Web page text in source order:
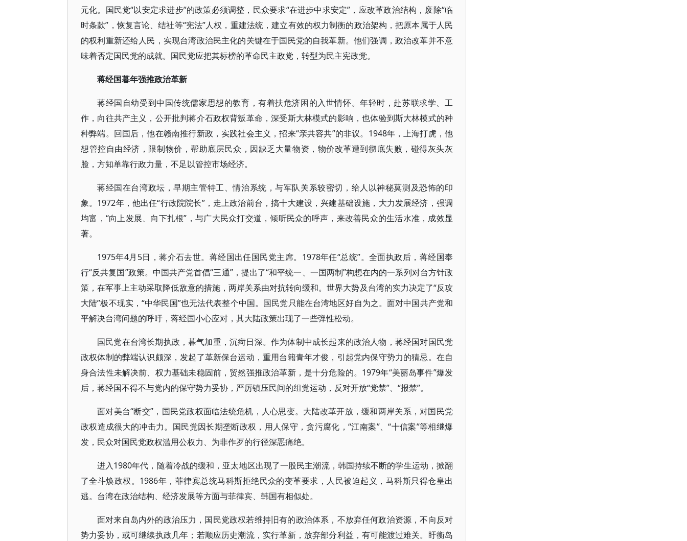
元化。国民党“以安定求进步”的政策必须调整，民众要求“在进步中求安定”，应改革政治结构，废除“临
时条款”，恢复言论、结社等“宪法”人权，重建法统，建立有效的权力制衡的政治架构，把原本属于人民
的权利重新还给人民，实现台湾政治民主化的关键在于国民党的自我革新。他们强调，政治改革并不意
味着否定国民党的成就。国民党应把其标榜的革命民主政党，转型为民主宪政党。
蒋经国暮年强推政治革新
蒋经国自幼受到中国传统儒家思想的教育，有着扶危济困的入世情怀。年轻时，赴苏联求学、工
作，向往共产主义，公开批判蒋介石政权背叛革命，深受斯大林模式的影响，也体验到斯大林模式的种
种弊端。回国后，他在赣南推行新政，实践社会主义，招来“亲共容共”的非议。1948年，上海打虎，他
想管控自由经济，限制物价，帮助底层民众，因缺乏大量物资，物价改革遭到彻底失败，碰得灰头灰
脸，方知单靠行政力量，不足以管控市场经济。
蒋经国在台湾政坛，早期主管特工、情治系统，与军队关系较密切，给人以神秘莫测及恐怖的印
象。1972年，他出任“行政院院长”，走上政治前台，搞十大建设，兴建基础设施，大力发展经济，强调
均富，“向上发展、向下扎根”，与广大民众打交道，倾听民众的呼声，来改善民众的生活水准，成效显
著。
1975年4月5日，蒋介石去世。蒋经国出任国民党主席。1978年任“总统”。全面执政后，蒋经国奉
行“反共复国”政策。中国共产党首倡“三通”，提出了“和平统一、一国两制”构想在内的一系列对台方针政
策，在军事上主动采取降低敌意的措施，两岸关系由对抗转向缓和。世界大势及台湾的实力决定了“反攻
大陆”极不现实，“中华民国”也无法代表整个中国。国民党只能在台湾地区好自为之。面对中国共产党和
平解决台湾问题的呼吁，蒋经国小心应对，其大陆政策出现了一些弹性松动。
国民党在台湾长期执政，暮气加重，沉疴日深。作为体制中成长起来的政治人物，蒋经国对国民党
政权体制的弊端认识颇深，发起了革新保台运动，重用台籍青年才俊，引起党内保守势力的猜忌。在自
身合法性未解决前、权力基础未稳固前，贸然强推政治革新，是十分危险的。1979年“美丽岛事件”爆发
后，蒋经国不得不与党内的保守势力妥协，严厉镇压民间的组党运动，反对开放“党禁”、“报禁”。
面对美台“断交”，国民党政权面临法统危机，人心思变。大陆改革开放，缓和两岸关系，对国民党
政权造成很大的冲击力。国民党因长期垄断政权，用人保守，贪污腐化，“江南案”、“十信案”等相继爆
发，民众对国民党政权滥用公权力、为非作歹的行径深恶痛绝。
进入1980年代，随着冷战的缓和，亚太地区出现了一股民主潮流，韩国持续不断的学生运动，掀翻
了全斗焕政权。1986年，菲律宾总统马科斯拒绝民众的变革要求，人民被迫起义，马科斯只得仓皇出
逃。台湾在政治结构、经济发展等方面与菲律宾、韩国有相似处。
面对来自岛内外的政治压力，国民党政权若维持旧有的政治体系，不放弃任何政治资源，不向反对
势力妥协，或可继续执政几年；若顺应历史潮流，实行革新，放弃部分利益，有可能渡过难关。盱衡岛